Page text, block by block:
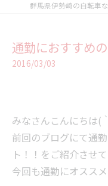
通勤におすすめ
2016/03/03
みなさんこんにちは(
前回のブログにて通
ト！！をご紹介させ
今回も通勤にオスス